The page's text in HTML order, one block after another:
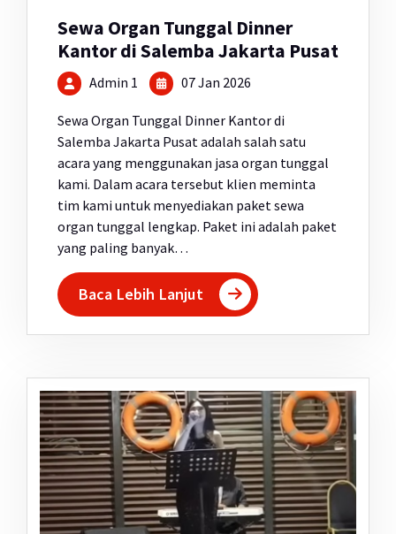
Sewa Organ Tunggal Dinner
Kantor di Salemba Jakarta Pusat
Admin 1 07 Jan 2026
Sewa Organ Tunggal Dinner Kantor di
Salemba Jakarta Pusat adalah salah satu
acara yang menggunakan jasa organ tunggal
kami. Dalam acara tersebut klien meminta
tim kami untuk menyediakan paket sewa
organ tunggal lengkap. Paket ini adalah paket
yang paling banyak…
Baca Lebih Lanjut